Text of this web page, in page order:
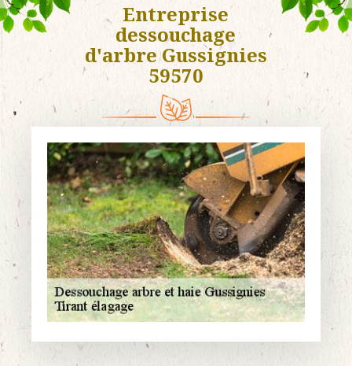
Entreprise
dessouchage
d'arbre Gussignies
59570